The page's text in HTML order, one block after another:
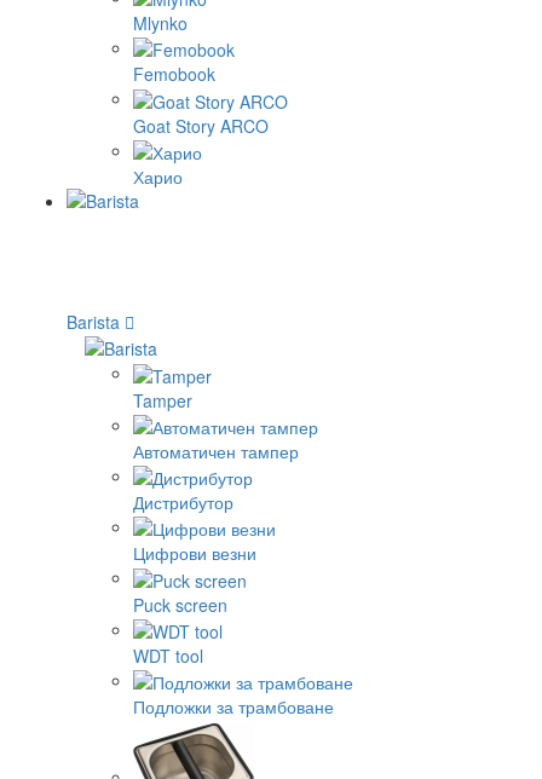
Mlynko
Femobook
Goat Story ARCO
Харио
Barista
Tamper
Автоматичен тампер
Дистрибутор
Цифрови везни
Puck screen
WDT tool
Подложки за трамбоване